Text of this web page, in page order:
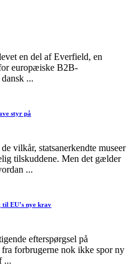
en del af Everfield, en
europæiske B2B-
...
styr på
vilkår, statsanerkendte museer
tilskuddene. Men det gælder
...
til EU’s nye krav
efterspørgsel på
forbrugerne nok ikke spor ny
...